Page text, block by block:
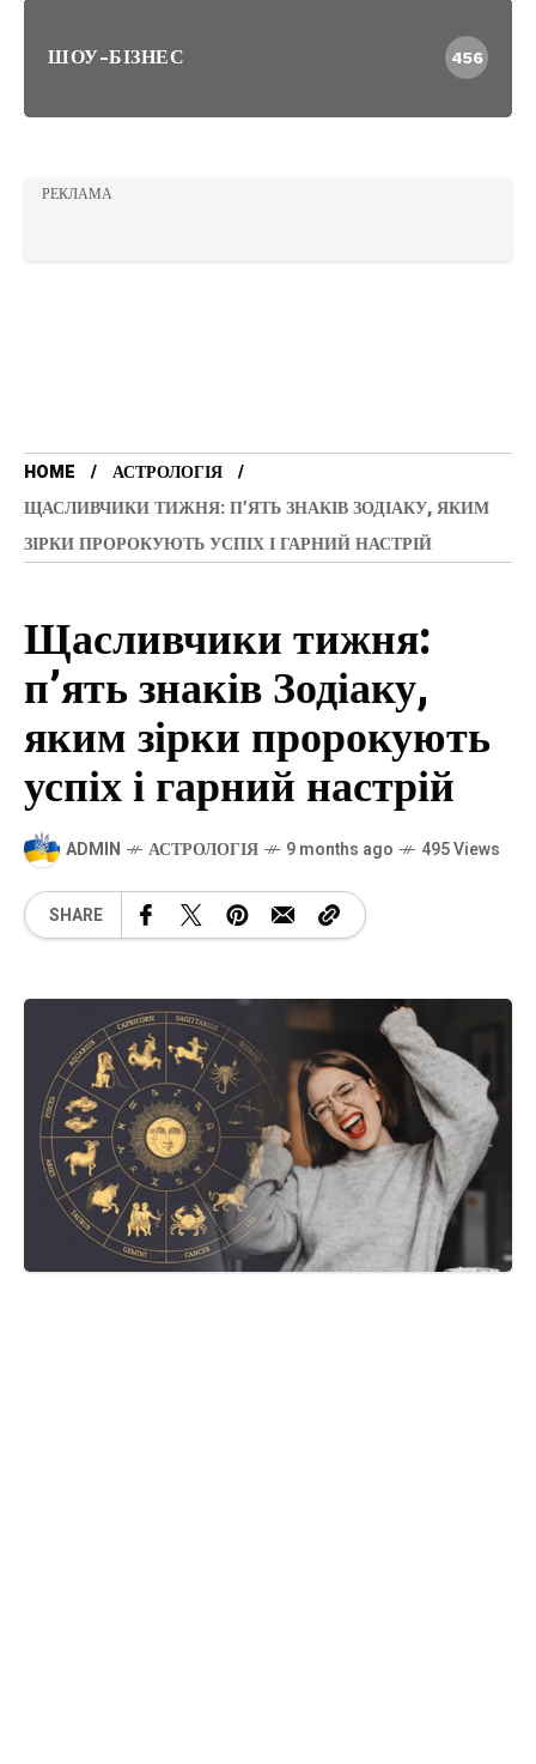
ШОУ-БІЗНЕС 456
РЕКЛАМА
HOME
АСТРОЛОГІЯ
ЩАСЛИВЧИКИ ТИЖНЯ: П’ЯТЬ ЗНАКІВ ЗОДІАКУ, ЯКИМ
ЗІРКИ ПРОРОКУЮТЬ УСПІХ І ГАРНИЙ НАСТРІЙ
Щасливчики тижня:
п’ять знаків Зодіаку,
яким зірки пророкують
успіх і гарний настрій
ADMIN АСТРОЛОГІЯ 9 months ago 495 Views
SHARE